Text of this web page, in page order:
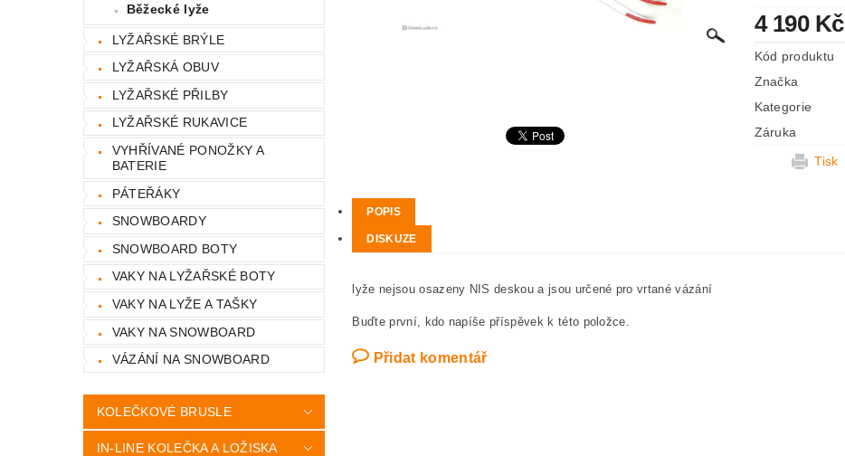
Běžecké lyže
LYŽAŘSKÉ BRÝLE
LYŽAŘSKÁ OBUV
LYŽAŘSKÉ PŘILBY
LYŽAŘSKÉ RUKAVICE
VYHŘÍVANÉ PONOŽKY A
BATERIE
PÁTEŘÁKY
SNOWBOARDY
SNOWBOARD BOTY
VAKY NA LYŽAŘSKÉ BOTY
VAKY NA LYŽE A TAŠKY
VAKY NA SNOWBOARD
VÁZÁNÍ NA SNOWBOARD
KOLEČKOVÉ BRUSLE
IN-LINE KOLEČKA A LOŽISKA
4 190 Kč
Kód produktu
Značka
Kategorie
Záruka
Tisk
POPIS
DISKUZE
lyže nejsou osazeny NIS deskou a jsou určené pro vrtané vázání
Buďte první, kdo napíše příspěvek k této položce.
Přidat komentář